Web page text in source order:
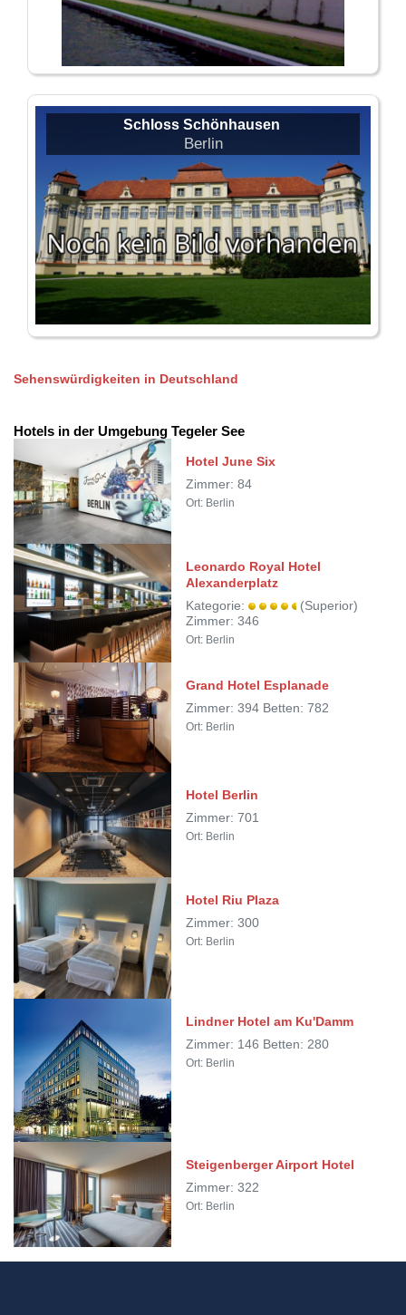
Schloss Schönhausen
Berlin
Sehenswürdigkeiten in Deutschland
Hotels in der Umgebung Tegeler See
Hotel June Six
Zimmer: 84
Ort: Berlin
Leonardo Royal Hotel
Alexanderplatz
Kategorie:
(Superior)
Zimmer: 346
Ort: Berlin
Grand Hotel Esplanade
Zimmer: 394 Betten: 782
Ort: Berlin
Hotel Berlin
Zimmer: 701
Ort: Berlin
Hotel Riu Plaza
Zimmer: 300
Ort: Berlin
Lindner Hotel am Ku'Damm
Zimmer: 146 Betten: 280
Ort: Berlin
Steigenberger Airport Hotel
Zimmer: 322
Ort: Berlin